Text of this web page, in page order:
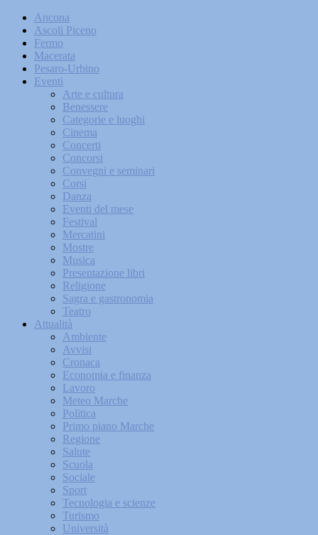
Ancona
Ascoli Piceno
Fermo
Macerata
Pesaro-Urbino
Eventi
Arte e cultura
Benessere
Categorie e luoghi
Cinema
Concerti
Concorsi
Convegni e seminari
Corsi
Danza
Eventi del mese
Festival
Mercatini
Mostre
Musica
Presentazione libri
Religione
Sagra e gastronomia
Teatro
Attualità
Ambiente
Avvisi
Cronaca
Economia e finanza
Lavoro
Meteo Marche
Politica
Primo piano Marche
Regione
Salute
Scuola
Sociale
Sport
Tecnologia e scienze
Turismo
Università